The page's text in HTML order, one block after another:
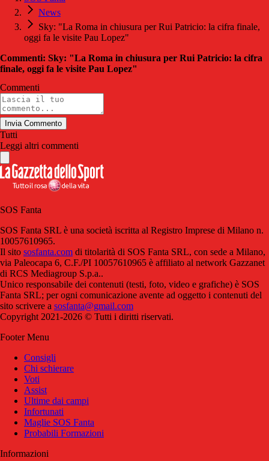
News
Sky: "La Roma in chiusura per Rui Patricio: la cifra finale,
oggi fa le visite Pau Lopez"
Commenti: Sky: "La Roma in chiusura per Rui Patricio: la cifra
finale, oggi fa le visite Pau Lopez"
Commenti
Invia Commento
Tutti
Leggi altri commenti
SOS Fanta
SOS Fanta SRL è una società iscritta al Registro Imprese di Milano n.
10057610965.
Il sito sosfanta.com di titolarità di SOS Fanta SRL, con sede a Milano,
via Paleocapa 6, C.F./PI 10057610965 è affiliato al network Gazzanet
di RCS Mediagroup S.p.a..
Unico responsabile dei contenuti (testi, foto, video e grafiche) è SOS
Fanta SRL; per ogni comunicazione avente ad oggetto i contenuti del
sito scrivere a sosfanta@gmail.com
Copyright 2021-2026 © Tutti i diritti riservati.
Footer Menu
Consigli
Chi schierare
Voti
Assist
Ultime dai campi
Infortunati
Maglie SOS Fanta
Probabili Formazioni
Informazioni